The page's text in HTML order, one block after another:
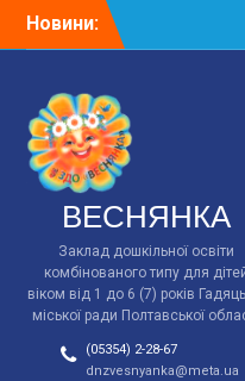
Новини:
заходів у
виховатилем
було
ВЕСНЯНКА
Заклад дошкільної освіти
комбінованого типу для
віком від 1 до 6 (7) років
міської ради Полтавської
(05354) 2-28-67
dnzvesnyanka@meta.ua